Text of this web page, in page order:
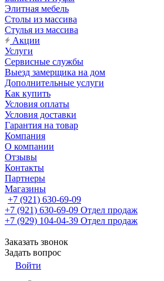
Элитная мебель
Столы из массива
Стулья из массива
Акции
Услуги
Сервисные службы
Выезд замерщика на дом
Дополнительные услуги
Как купить
Условия оплаты
Условия доставки
Гарантия на товар
Компания
О компании
Отзывы
Контакты
Партнеры
Магазины
+7 (921) 630-69-09
+7 (921) 630-69-09 Отдел продаж
+7 (929) 104-04-39 Отдел продаж
Заказать звонок
Задать вопрос
Войти